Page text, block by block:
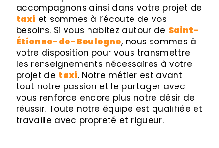
accompagnons ainsi dans votre projet de
taxi et sommes à l’écoute de vos
besoins. Si vous habitez autour de Saint-
Étienne-de-Boulogne, nous sommes à
votre disposition pour vous transmettre
les renseignements nécessaires à votre
projet de taxi. Notre métier est avant
tout notre passion et le partager avec
vous renforce encore plus notre désir de
réussir. Toute notre équipe est qualifiée et
travaille avec propreté et rigueur.